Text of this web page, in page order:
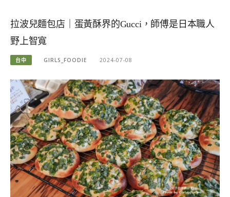
拉波兒麵包店｜蛋黃酥界的Gucci，師傅是日本職人
野上智寬
台中 GIRLS_FOODIE 2024-07-08